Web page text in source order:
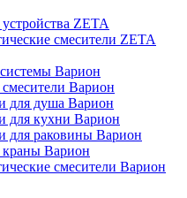
ZETA
смесители ZETA
Варион
Варион
для душа Варион
для кухни Варион
для раковины Варион
Варион
смесители Варион